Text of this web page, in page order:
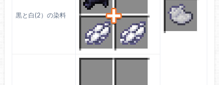
黒と白(2）の染料